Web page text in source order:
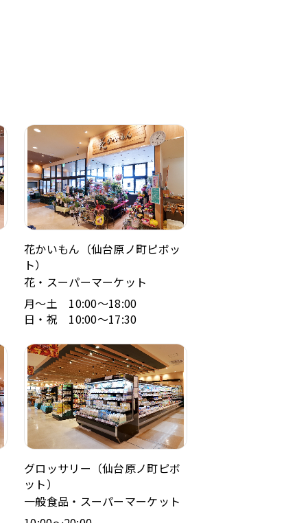
花かいもん（仙台原ノ町ピボッ
ト）
花・スーパーマーケット
月～土 10:00～18:00
日・祝 10:00～17:30
グロッサリー（仙台原ノ町ピボ
ット）
一般食品・スーパーマーケット